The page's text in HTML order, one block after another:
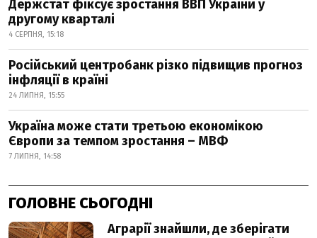
Держстат фіксує зростання ВВП України у
другому кварталі
4 СЕРПНЯ, 15:18
Російський центробанк різко підвищив прогноз
інфляції в країні
24 ЛИПНЯ, 15:55
Україна може стати третьою економікою
Європи за темпом зростання – МВФ
7 ЛИПНЯ, 14:58
ГОЛОВНЕ СЬОГОДНІ
Аграрії знайшли, де зберігати